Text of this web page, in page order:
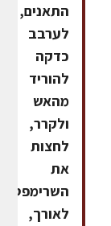
התאנים,
לערבב
כדקה
להוריד
מהאש
ולקרר,
לחצות
את
השרימפס
לאורך,